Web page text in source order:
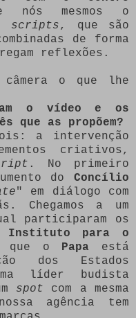
mesmos o
scripts, que são
de forma
reflexões.
o que lhe
o vídeo e os
que as propõem?
a intervenção
criativos,
. No primeiro
do Concílio
" em diálogo com
Chegamos a um
participaram os
Instituto para o
que o Papa está
dos Estados
líder budista
spot com a mesma
agência tem